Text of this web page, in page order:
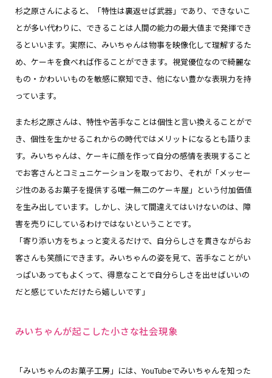
杉之原さんによると、「特性は裏返せば武器」であり、できないこ
とが多い代わりに、できることは人間の能力の最大値まで発揮でき
るといいます。実際に、みいちゃんは物事を映像化して理解するた
め、ケーキを食べれば作ることができます。視覚優位なので綺麗な
もの・かわいいものを敏感に察知でき、他にない豊かな表現力を持
っています。
また杉之原さんは、特性や苦手なことは個性と言い換えることがで
き、個性を生かせるこれからの時代ではメリットになるとも語りま
す。みいちゃんは、ケーキに顔を作って自分の感情を表現すること
でお客さんとコミュニケーションを取っており、それが「メッセー
ジ性のあるお菓子を提供する唯一無二のケーキ屋」という付加価値
を生み出しています。しかし、決して間違えてはいけないのは、障
害を売りにしているわけではないということです。
「寄り添い方をちょっと変えるだけで、自分らしさを貫きながらお
客さんも笑顔にできます。みいちゃんの姿を見て、苦手なことがい
っぱいあってもよくって、得意なことで自分らしさを出せばいいの
だと感じていただけたら嬉しいです」
みいちゃんが起こした小さな社会現象
「みいちゃんのお菓子工房」には、YouTubeでみいちゃんを知った